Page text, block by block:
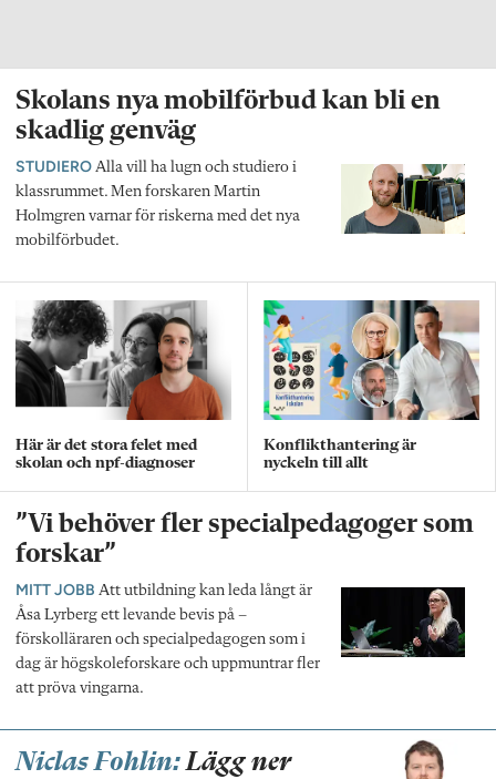
Skolans nya mobilförbud kan bli en
skadlig genväg
STUDIERO Alla vill ha lugn och studiero i
klassrummet. Men forskaren Martin
Holmgren varnar för riskerna med det nya
mobilförbudet.
Här är det stora felet med
skolan och npf-diagnoser
Konflikthantering är
nyckeln till allt
”Vi behöver fler specialpedagoger som
forskar”
MITT JOBB Att utbildning kan leda långt är
Åsa Lyrberg ett levande bevis på –
förskolläraren och specialpedagogen som i
dag är högskoleforskare och uppmuntrar fler
att pröva vingarna.
Niclas Fohlin:Lägg ner